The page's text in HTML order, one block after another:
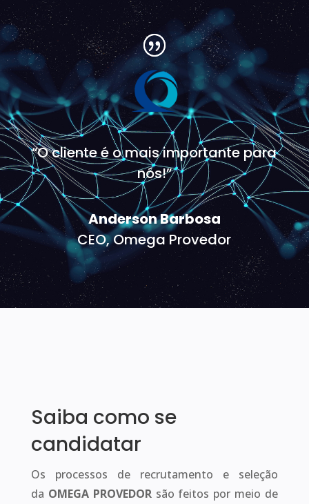
“O cliente é o mais importante para
nós!”
Anderson Barbosa
CEO, Omega Provedor
Saiba como se
candidatar
Os processos de recrutamento e seleção
da OMEGA PROVEDORsão feitos por meio de